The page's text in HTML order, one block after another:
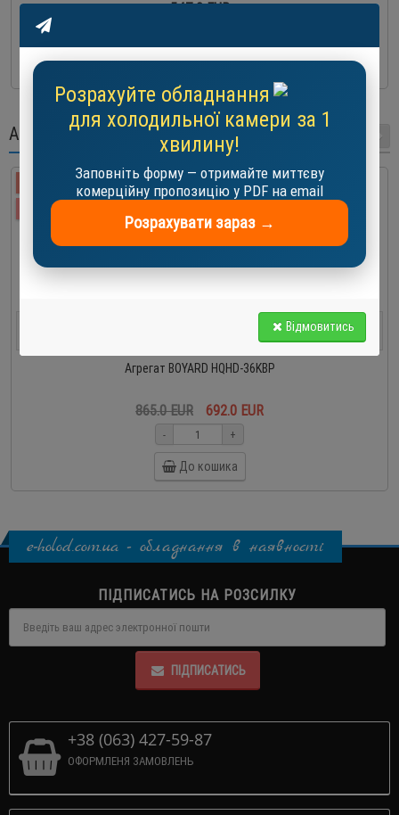
547.0 EUR
До кошика
АКЦІЇ
АКЦІЯ
хвилин
38
сек
Агрегат BOYARD HQHD-36KBP
865.0 EUR 692.0 EUR
- +
До кошика
e-holod.com.ua - обладнання в наявності
ПІДПИСАТИСЬ НА РОЗСИЛКУ
ПІДПИСАТИСЬ
+38 (063) 427-59-87
ОФОРМЛЕНЯ ЗАМОВЛЕНЬ
Розрахуйте обладнання
для холодильної камери за 1
хвилину!
Заповніть форму — отримайте миттєву
комерційну пропозицію у PDF на email
Розрахувати зараз →
Відмовитись